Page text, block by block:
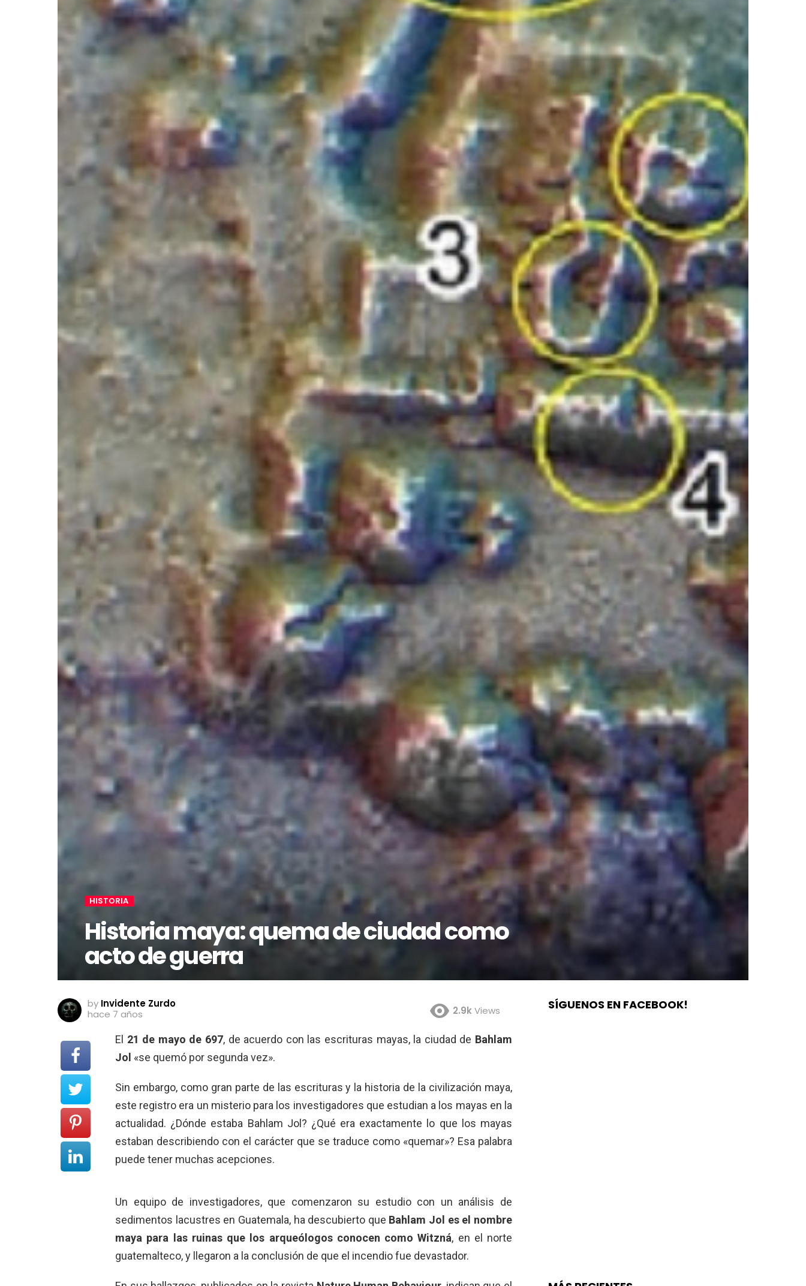
HISTORIA
Historia maya: quema de ciudad como
acto de guerra
by Invidente Zurdo
hace 7 años
2.9kViews
El 21 de mayo de 697, de acuerdo con las escrituras mayas, la ciudad de Bahlam
Jol «se quemó por segunda vez».
Sin embargo, como gran parte de las escrituras y la historia de la civilización maya,
este registro era un misterio para los investigadores que estudian a los mayas en la
actualidad. ¿Dónde estaba Bahlam Jol? ¿Qué era exactamente lo que los mayas
estaban describiendo con el carácter que se traduce como «quemar»? Esa palabra
puede tener muchas acepciones.
Un equipo de investigadores, que comenzaron su estudio con un análisis de
sedimentos lacustres en Guatemala, ha descubierto que Bahlam Jol es el nombre
maya para las ruinas que los arqueólogos conocen como Witzná, en el norte
guatemalteco, y llegaron a la conclusión de que el incendio fue devastador.
SÍGUENOS EN FACEBOOK!